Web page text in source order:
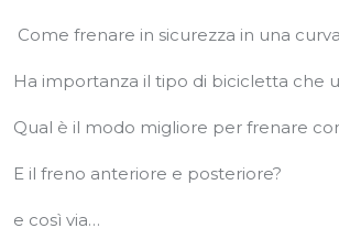
Come frenare in sicurezza in una
Ha importanza il tipo di bicicletta che
Qual è il modo migliore per frenare con
E il freno anteriore e posteriore?
e così via…